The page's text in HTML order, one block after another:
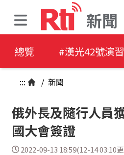
新聞
總覽 #漢光42號演習
::: / 新聞
俄外長及隨行人員
國大會簽證
2022-09-13 18:59(12-14 03:10